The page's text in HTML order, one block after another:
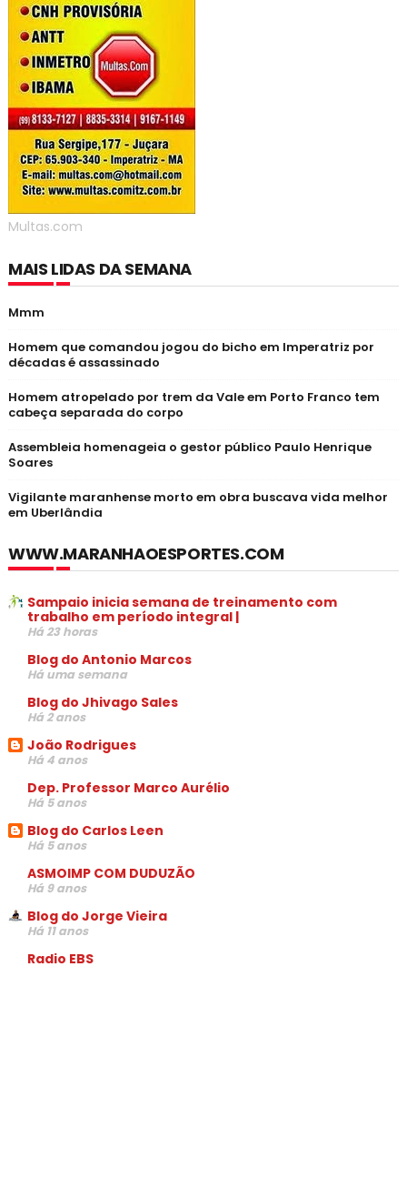
Multas.com
MAIS LIDAS DA SEMANA
Mmm
Homem que comandou jogou do bicho em Imperatriz por
décadas é assassinado
Homem atropelado por trem da Vale em Porto Franco tem
cabeça separada do corpo
Assembleia homenageia o gestor público Paulo Henrique
Soares
Vigilante maranhense morto em obra buscava vida melhor
em Uberlândia
WWW.MARANHAOESPORTES.COM
Sampaio inicia semana de treinamento com
trabalho em período integral |
Há 23 horas
Blog do Antonio Marcos
Há uma semana
Blog do Jhivago Sales
Há 2 anos
João Rodrigues
Há 4 anos
Dep. Professor Marco Aurélio
Há 5 anos
Blog do Carlos Leen
Há 5 anos
ASMOIMP COM DUDUZÃO
Há 9 anos
Blog do Jorge Vieira
Há 11 anos
Radio EBS